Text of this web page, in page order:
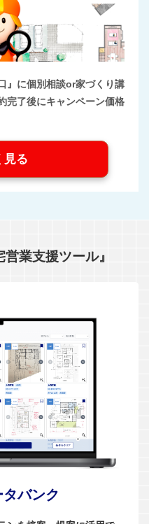
』に個別相談or家づくり講
完了後にキャンペーン価格
る
業支援ツール』
バンク